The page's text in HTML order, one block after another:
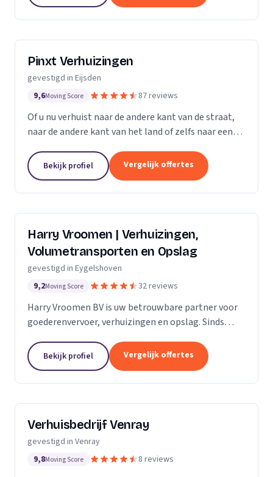
Pinxt Verhuizingen
gevestigd in Eijsden
9,6Moving Score 87 reviews
Of u nu verhuist naar de andere kant van de straat,
naar de andere kant van het land of zelfs naar een
een erkend verhuisbedrijf. In de regio...
Bekijk profiel Vergelijk offertes
Harry Vroomen | Verhuizingen,
Volumetransporten en Opslag
gevestigd in Eygelshoven
9,2Moving Score 32 reviews
Harry Vroomen BV is uw betrouwbare partner voor
goederenvervoer, verhuizingen en opslag. Sinds
onderscheiden door een uitstekende en complete
transportservice...
Bekijk profiel Vergelijk offertes
Verhuisbedrijf Venray
gevestigd in Venray
9,8Moving Score 8 reviews